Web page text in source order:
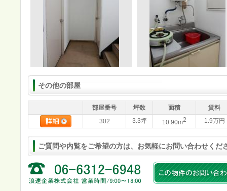
その他の部屋
部屋番号 坪数 面積
賃料
302
3.3坪 10.90m2 1.9万円
ご質問や内覧をご希望の方は、お気軽にお問い合わせくだ